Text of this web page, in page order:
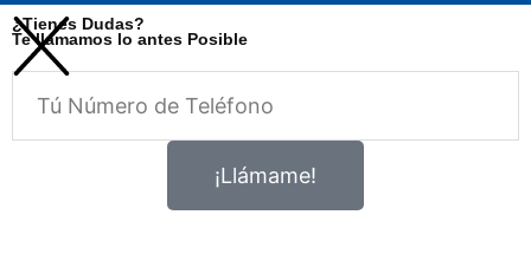
¿Tienes Dudas?
Te llamamos lo antes Posible
¡Llámame!